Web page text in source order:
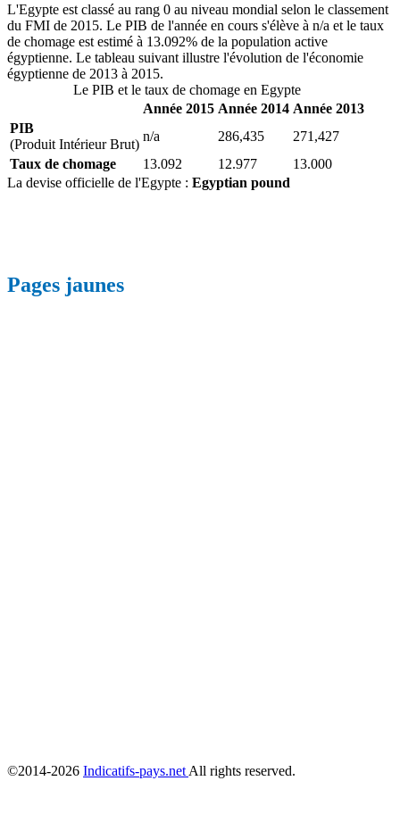
L'Egypte est classé au rang 0 au niveau mondial selon le classement
du FMI de 2015. Le PIB de l'année en cours s'élève à n/a et le taux
de chomage est estimé à 13.092% de la population active
égyptienne. Le tableau suivant illustre l'évolution de l'économie
égyptienne de 2013 à 2015.
Le PIB et le taux de chomage en Egypte
Année 2015 Année 2014 Année 2013
PIB
(Produit Intérieur Brut)
n/a 286,435
271,427
Taux de chomage
13.092 12.977
13.000
La devise officielle de l'Egypte : Egyptian pound
Pages jaunes
©2014-2026 Indicatifs-pays.net All rights reserved.